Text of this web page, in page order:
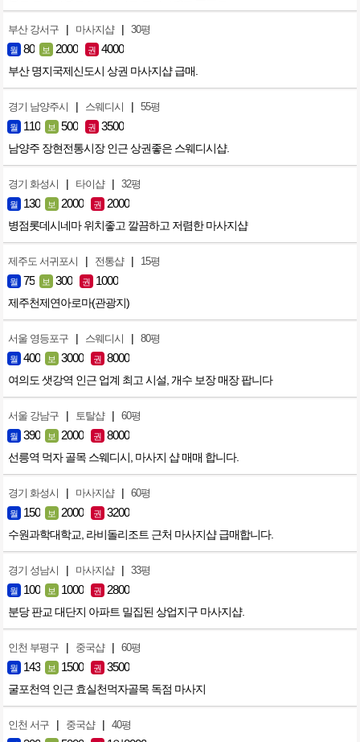
부산 강서구 | 마사지샵 | 30평
월 80 보 2000 권 4000
부산 명지국제신도시 상권 마사지샵 급매.
경기 남양주시 | 스웨디시 | 55평
월 110 보 500 권 3500
남양주 장현전통시장 인근 상권좋은 스웨디시샵.
경기 화성시 | 타이샵 | 32평
월 130 보 2000 권 2000
병점롯데시네마 위치좋고 깔끔하고 저렴한 마사지샵
제주도 서귀포시 | 전통샵 | 15평
월 75 보 300 권 1000
제주천제연아로마(관광지)
서울 영등포구 | 스웨디시 | 80평
월 400 보 3000 권 8000
여의도 샛강역 인근 업계 최고 시설, 개수 보장 매장 팝니다
서울 강남구 | 토탈샵 | 60평
월 390 보 2000 권 8000
선릉역 먹자 골목 스웨디시, 마사지 샵 매매 합니다.
경기 화성시 | 마사지샵 | 60평
월 150 보 2000 권 3200
수원과학대학교, 라비돌리조트 근처 마사지샵 급매합니다.
경기 성남시 | 마사지샵 | 33평
월 100 보 1000 권 2800
분당 판교 대단지 아파트 밀집된 상업지구 마사지샵.
인천 부평구 | 중국샵 | 60평
월 143 보 1500 권 3500
굴포천역 인근 효실천먹자골목 독점 마사지
인천 서구 | 중국샵 | 40평